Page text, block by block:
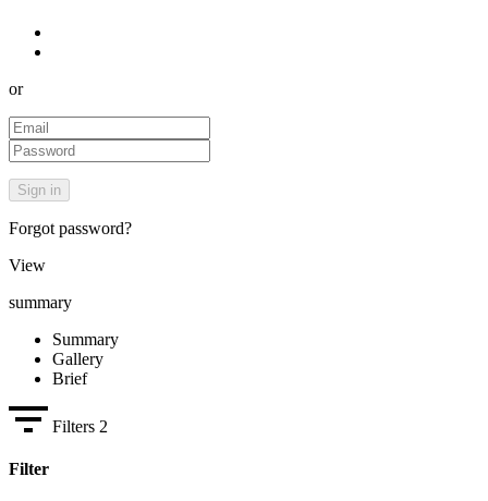
or
Forgot password?
View
summary
Summary
Gallery
Brief
Filters 2
Filter